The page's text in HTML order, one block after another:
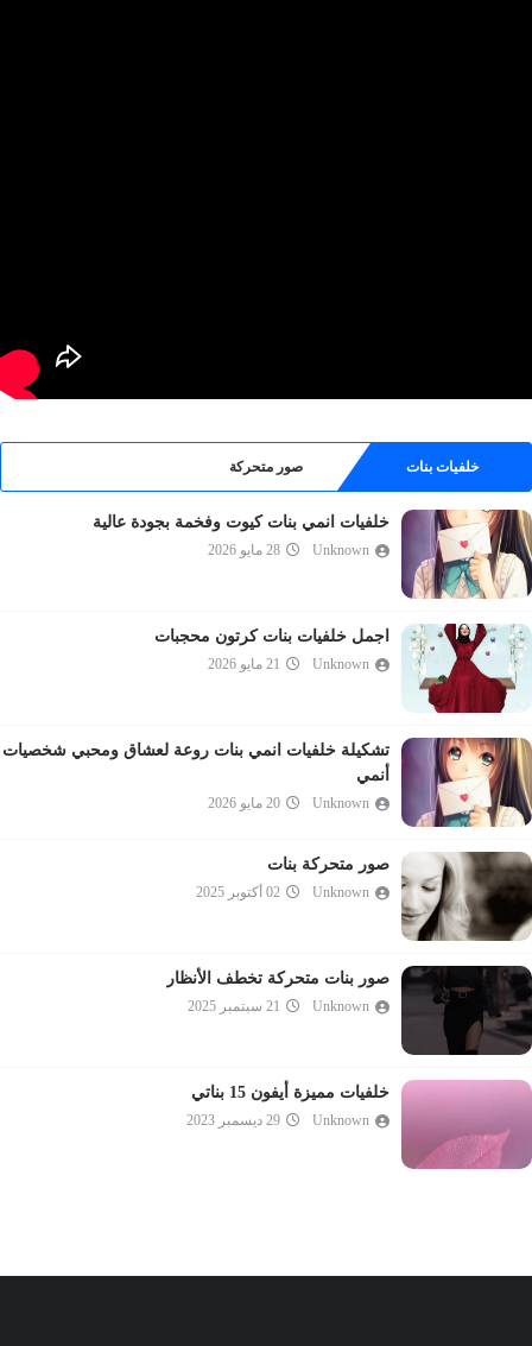
خلفيات بنات صور متحركة
خلفيات انمي بنات كيوت وفخمة بجودة عالية
Unknown 28 مايو 2026
اجمل خلفيات بنات كرتون محجبات
Unknown 21 مايو 2026
تشكيلة خلفيات انمي بنات روعة لعشاق ومحبي شخصيات
أنمي
Unknown 20 مايو 2026
صور متحركة بنات
Unknown 02 أكتوبر 2025
صور بنات متحركة تخطف الأنظار
Unknown 21 سبتمبر 2025
خلفيات مميزة أيفون 15 بناتي
Unknown 29 ديسمبر 2023